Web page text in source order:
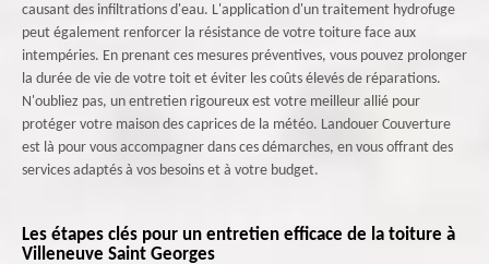
causant des infiltrations d'eau. L'application d'un traitement hydrofuge
peut également renforcer la résistance de votre toiture face aux
intempéries. En prenant ces mesures préventives, vous pouvez prolonger
la durée de vie de votre toit et éviter les coûts élevés de réparations.
N'oubliez pas, un entretien rigoureux est votre meilleur allié pour
protéger votre maison des caprices de la météo. Landouer Couverture
est là pour vous accompagner dans ces démarches, en vous offrant des
services adaptés à vos besoins et à votre budget.
Les étapes clés pour un entretien efficace de la toiture à
Villeneuve Saint Georges